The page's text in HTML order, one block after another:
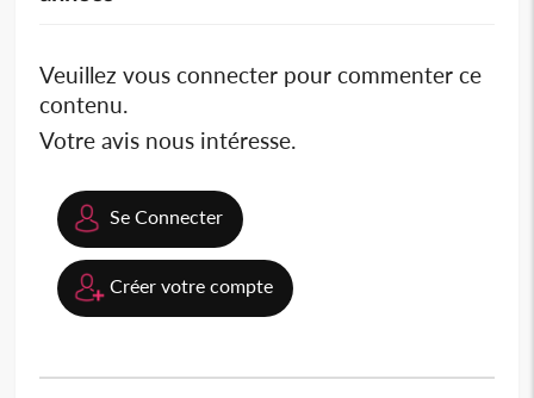
Veuillez vous connecter pour commenter ce
contenu.
Votre avis nous intéresse.
Se Connecter
Créer votre compte